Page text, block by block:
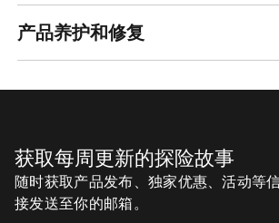
产品养护和修复
获取每周更新的探险故事
随时获取产品发布、独家优惠、活动
接发送至你的邮箱。